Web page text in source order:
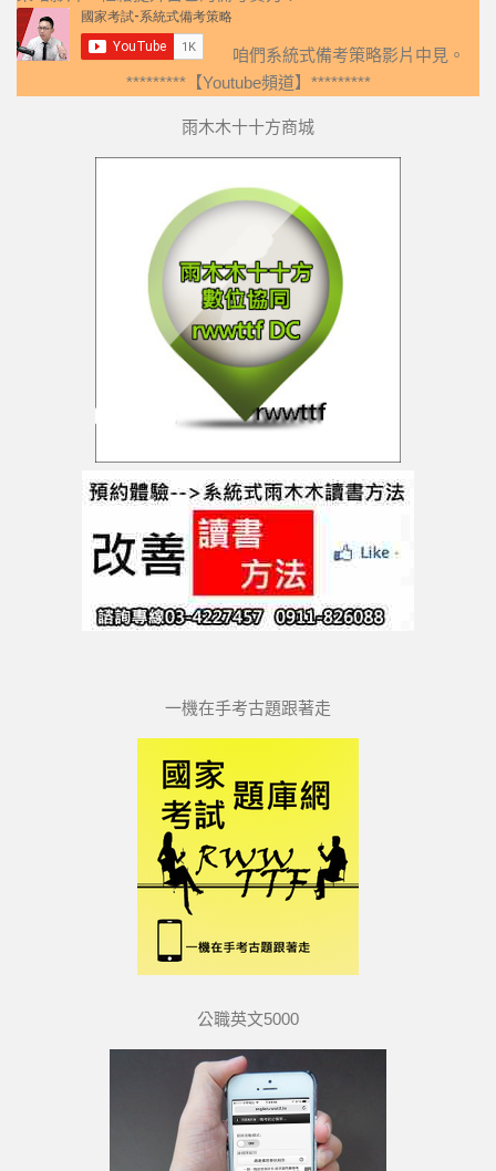
咱們系統式備考策略影片中見。
*********【Youtube頻道】*********
雨木木十十方商城
一機在手考古題跟著走
公職英文5000